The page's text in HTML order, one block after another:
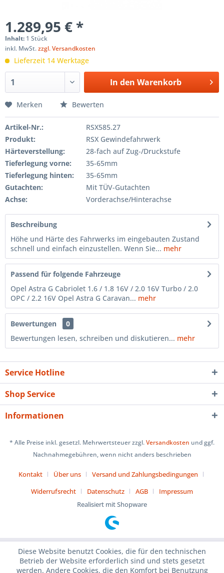
1.289,95 € *
Inhalt: 1 Stück
inkl. MwSt.zzgl. Versandkosten
Lieferzeit 14 Werktage
In den Warenkorb
Merken Bewerten
Artikel-Nr.:
RSX585.27
Produkt:
RSX Gewindefahrwerk
Härteverstellung:
28-fach auf Zug-/Druckstufe
Tieferlegung vorne:
35-65mm
Tieferlegung hinten:
35-65mm
Gutachten:
Mit TÜV-Gutachten
Achse:
Vorderachse/Hinterachse
Beschreibung
Höhe und Härte des Fahrwerks im eingebauten Zustand
schnell und einfach einzustellen. Wenn Sie... mehr
Passend für folgende Fahrzeuge
Opel Astra G Cabriolet 1.6 / 1.8 16V / 2.0 16V Turbo / 2.0
OPC / 2.2 16V Opel Astra G Caravan... mehr
Bewertungen
0
Bewertungen lesen, schreiben und diskutieren... mehr
Service Hotline
Shop Service
Informationen
* Alle Preise inkl. gesetzl. Mehrwertsteuer zzgl.Versandkosten und ggf.
Nachnahmegebühren, wenn nicht anders beschrieben
Kontakt Über uns
Versand und Zahlungsbedingungen
Widerrufsrecht
Datenschutz AGB
Impressum
Realisiert mit Shopware
Diese Website benutzt Cookies, die für den technischen
Betrieb der Website erforderlich sind und stets gesetzt
werden. Andere Cookies, die den Komfort bei Benutzung